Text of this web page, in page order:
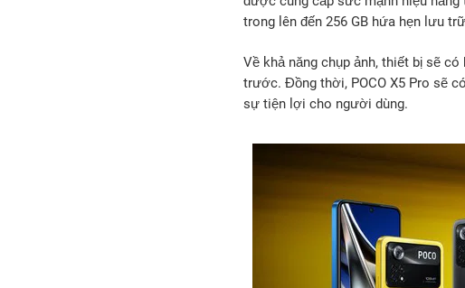
trong lên đến 256 GB hứa hẹn lưu
Về khả năng chụp ảnh, thiết bị sẽ
trước. Đồng thời, POCO X5 Pro sẽ
sự tiện lợi cho người dùng.